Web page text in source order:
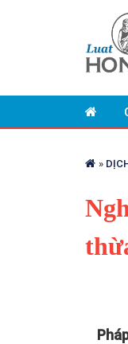
Bạn
ở
đây
»